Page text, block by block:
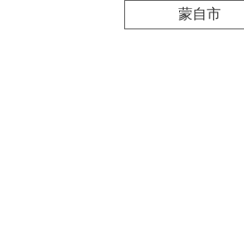
蒙自市